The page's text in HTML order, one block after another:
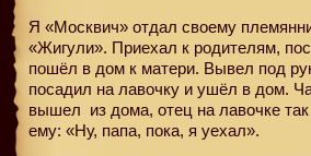
Я «Москвич» отдал своему
«Жигули». Приехал к родителям,
пошёл в дом к матери. Вывел под
посадил на лавочку и ушёл в дом.
вышел из дома, отец на лавочке
ему: «Ну, папа, пока, я уехал».